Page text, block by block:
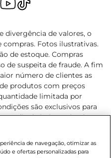
divergência de valores, o
Fotos ilustrativas.
de estoque. Compras
de suspeita de fraude. A fim
número de clientes as
produtos com preços
limitada por
são exclusivos para
o dia de hoje, podendo
Proibida a venda
(Estatuto da Criança e do
de navegação, otimizar as
e ofertas personalizadas para